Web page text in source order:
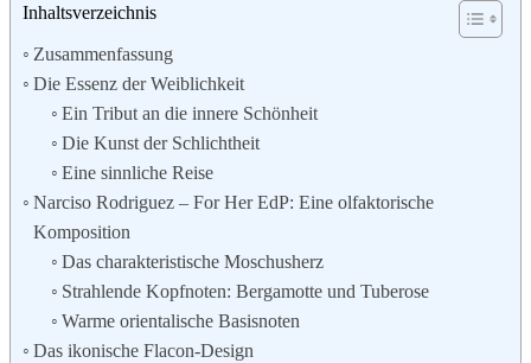
Inhaltsverzeichnis
Zusammenfassung
Die Essenz der Weiblichkeit
Ein Tribut an die innere Schönheit
Die Kunst der Schlichtheit
Eine sinnliche Reise
Narciso Rodriguez – For Her EdP: Eine olfaktorische
Komposition
Das charakteristische Moschusherz
Strahlende Kopfnoten: Bergamotte und Tuberose
Warme orientalische Basisnoten
Das ikonische Flacon-Design